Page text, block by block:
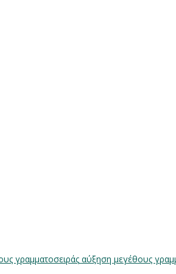
αύξηση μεγέθους